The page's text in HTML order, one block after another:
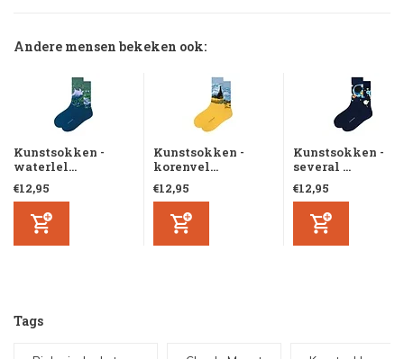
Andere mensen bekeken ook:
Kunstsokken -
waterlel...
€12,95
Kunstsokken -
korenvel...
€12,95
Kunstsokken -
several ...
€12,95
Tags